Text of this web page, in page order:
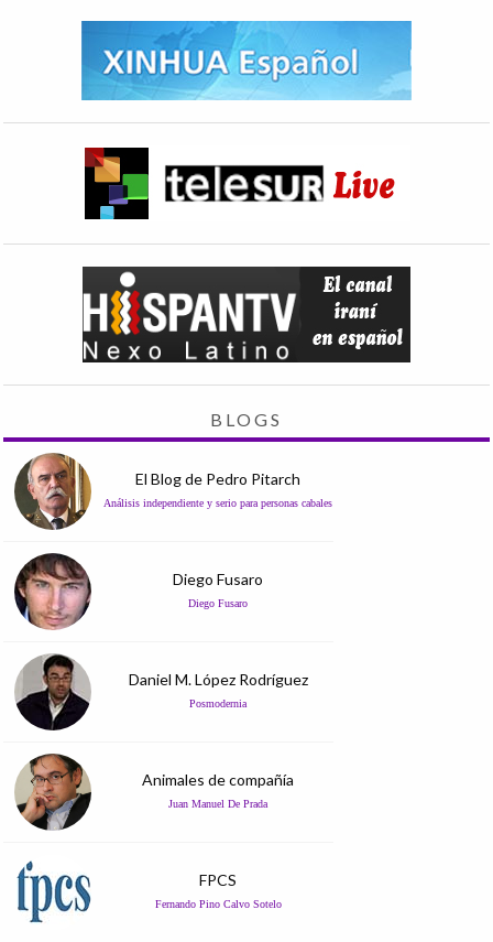
BLOGS
El Blog de Pedro Pitarch
Análisis independiente y serio para personas cabales
Diego Fusaro
Diego Fusaro
Daniel M. López Rodríguez
Posmodernia
Animales de compañía
Juan Manuel De Prada
FPCS
Fernando Pino Calvo Sotelo